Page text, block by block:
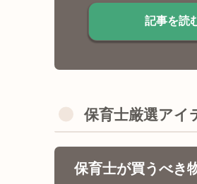
記事を読
保育士厳選アイ
保育士が買うべき